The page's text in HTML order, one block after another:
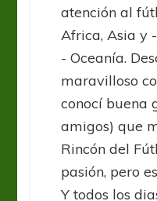
atención al
Africa, Asia y
- Oceanía.
maravilloso
conocí buena
amigos) que
Rincón del
pasión, pero
Y todos los